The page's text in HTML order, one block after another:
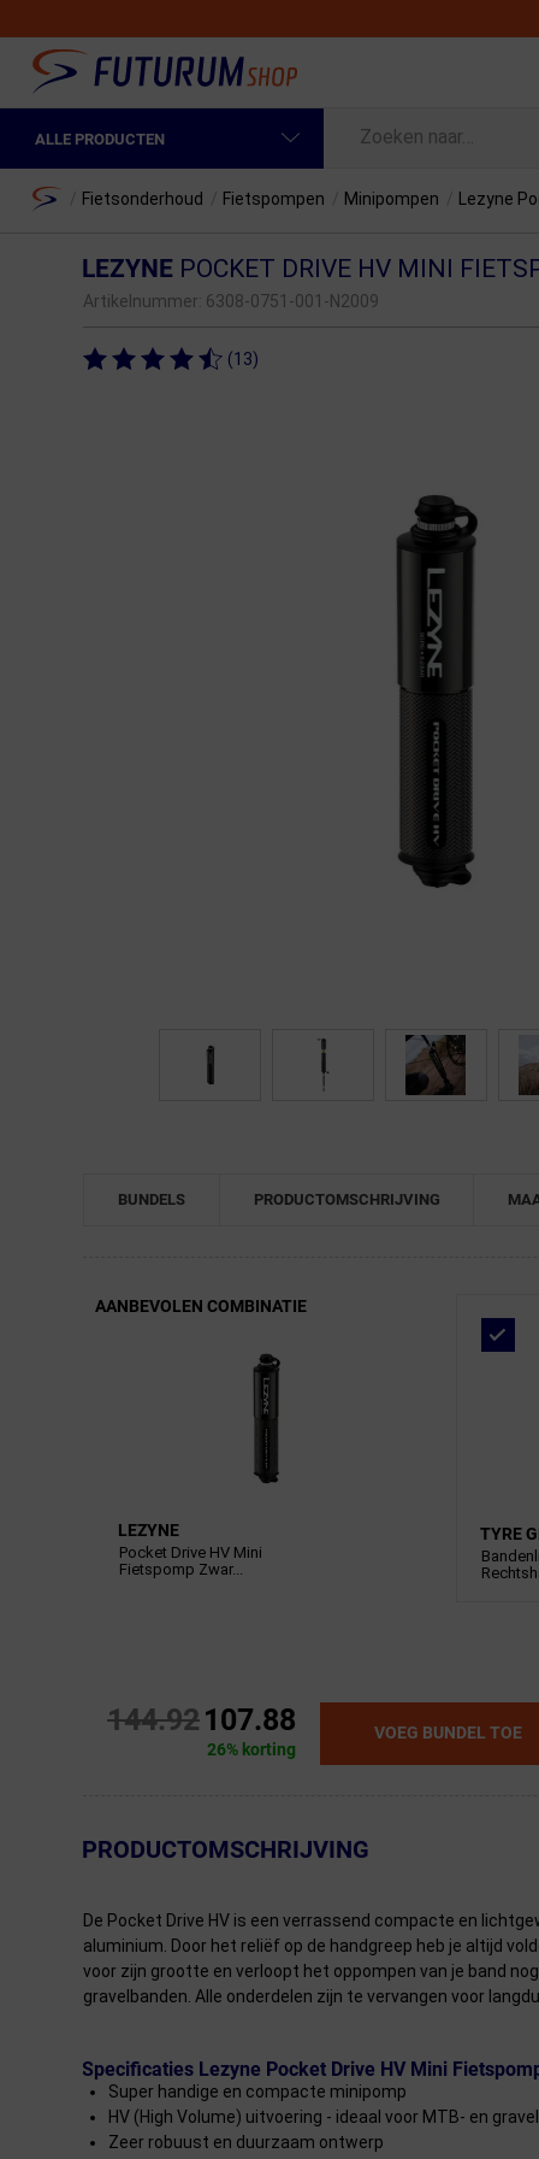
ALLE PRODUCTEN
Fietskleding Heren
Fietsonderdelen
Home Fietsonderhoud Fietspompen Minipompen Lezyne
LEZYNEPOCKET DRIVE HV MINI
Artikelnummer: 6308-0751-001-N2009
(13)
BUNDELS PRODUCTOMSCHRIJVING
← Terug naar productnavigatie
AANBEVOLEN COMBINATIE
LEZYNE
Pocket Drive HV Mini
Fietspomp Zwar...
TYRE
144.92107.88
26% korting
VOEG BUNDEL TOE
← Terug naar productnavigatie
PRODUCTOMSCHRIJVING
De Pocket Drive HV is een verrassend compacte en
aluminium. Door het reliëf op de handgreep heb je altijd
voor zijn grootte en verloopt het oppompen van je band
gravelbanden. Alle onderdelen zijn te vervangen voor
Specificaties Lezyne Pocket Drive HV Mini
Super handige en compacte minipomp
HV (High Volume) uitvoering - ideaal voor MTB- en
Zeer robuust en duurzaam ontwerp